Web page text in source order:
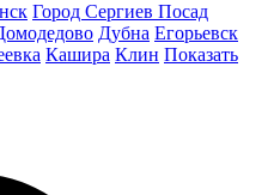
Город Сергиев Посад
Дубна Егорьевск
Кашира Клин Показать